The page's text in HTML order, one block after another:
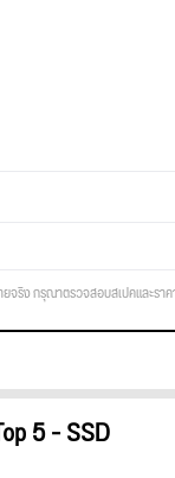
จริง กรุณาตรวจสอบสเปคและร
5 - SSD